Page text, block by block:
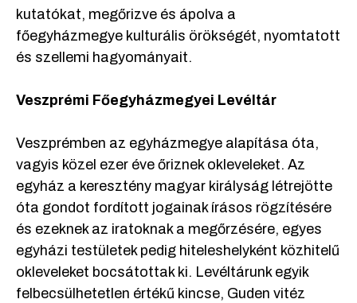
kutatókat, megőrizve és ápolva a
főegyházmegye kulturális örökségét, nyomtatott
és szellemi hagyományait.
Veszprémi Főegyházmegyei Levéltár
Veszprémben az egyházmegye alapítása óta,
vagyis közel ezer éve őriznek okleveleket. Az
egyház a keresztény magyar királyság létrejötte
óta gondot fordított jogainak írásos rögzítésére
és ezeknek az iratoknak a megőrzésére, egyes
egyházi testületek pedig hiteleshelyként közhitelű
okleveleket bocsátottak ki. Levéltárunk egyik
felbecsülhetetlen értékű kincse, Guden vitéz